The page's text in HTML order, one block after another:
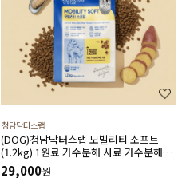
청담닥터스랩
(DOG)청담닥터스랩 모빌리티 소프트
(1.2kg) 1원료 가수분해 사료 가수분해오
리 관절건강 장건강 긴장완화 부드러운식
29,000원